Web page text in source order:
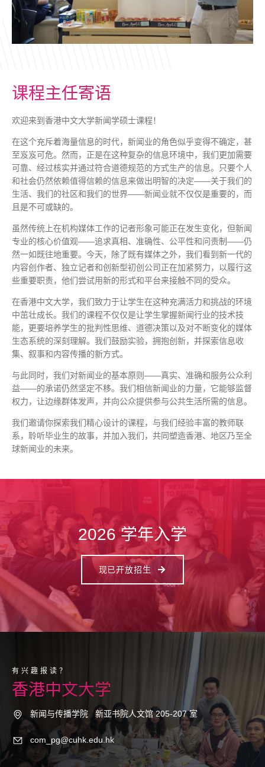
课程主任寄语
欢迎来到香港中文大学新闻学硕士课程！
在这个充斥着海量信息的时代，新闻业的角色似乎变得不确定，甚
至岌岌可危。然而，正是在这种复杂的信息环境中，我们更加需要
可靠、经过核实并通过符合道德规范的方式生产的信息。只要个人
和社会仍然依赖值得信赖的信息来做出明智的决定——关于我们的
生活、我们的社区和我们的世界——新闻业就不仅仅是重要的，而
且是不可或缺的。
虽然传统上在机构媒体工作的记者形象可能正在发生变化，但新闻
专业的核心价值观——追求真相、准确性、公平性和问责制——仍
然一如既往地重要。今天，除了既有媒体之外，我们看到新一代的
内容创作者、独立记者和创新型初创公司正在加紧努力，以履行这
些重要职责，他们尝试用新的形式和平台来接触不同的受众。
在香港中文大学，我们致力于让学生在这种充满活力和挑战的环境
中茁壮成长。我们的课程不仅仅是让学生掌握新闻行业的技术技
能，更要培养学生的批判性思维、道德决策以及对不断变化的媒体
生态系统的深刻理解。我们鼓励实验，拥抱创新，并探索信息收
集、叙事和内容传播的新方式。
与此同时，我们对新闻业的基本原则——真实、准确和服务公众利
益——的承诺仍然坚定不移。我们相信新闻业的力量，它能够监督
权力，让边缘群体发声，并向公众提供参与公共生活所需的信息。
我们邀请你探索我们精心设计的课程，与我们经验丰富的教师联
系，聆听毕业生的故事，并加入我们，共同塑造香港、地区乃至全
球新闻业的未来。
2026 学年入学
现已开放招生
有兴趣报读？
香港中文大学
新闻与传播学院 新亚书院人文馆 205-207 室
com_pg@cuhk.edu.hk